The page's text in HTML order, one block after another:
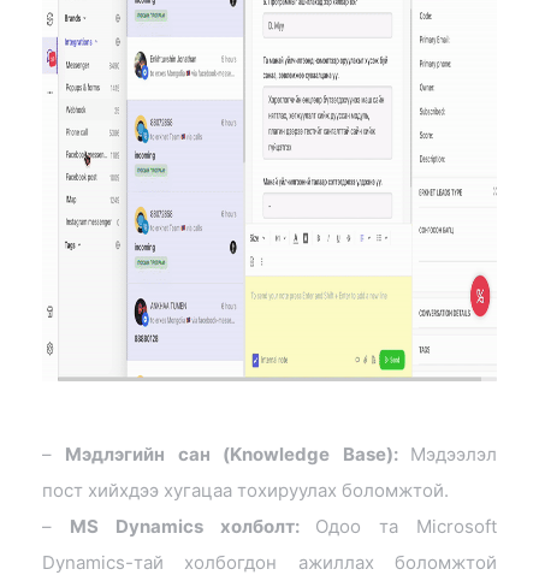
– Мэдлэгийн сан (Knowledge Base): Мэдээлэл
пост хийхдээ хугацаа тохируулах боломжтой.
– MS Dynamics холболт: Одоо та Microsoft
Dynamics-тай холбогдон ажиллах боломжтой